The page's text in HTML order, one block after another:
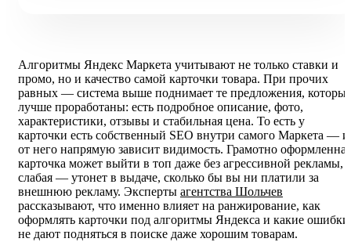
Алгоритмы Яндекс Маркета учитывают не только ставки и
промо, но и качество самой карточки товара. При прочих
равных — система выше поднимает те предложения, которые
лучше проработаны: есть подробное описание, фото,
характеристики, отзывы и стабильная цена. То есть у
карточки есть собственный SEO внутри самого Маркета — и
от него напрямую зависит видимость. Грамотно оформленная
карточка может выйти в топ даже без агрессивной рекламы, а
слабая — утонет в выдаче, сколько бы вы ни платили за
внешнюю рекламу. Эксперты агентства Шольчев
рассказывают, что именно влияет на ранжирование, как
оформлять карточки под алгоритмы Яндекса и какие ошибки
не дают подняться в поиске даже хорошим товарам.